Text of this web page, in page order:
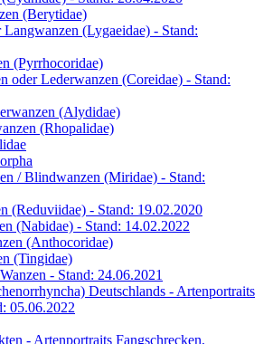
(Berytidae)
(Lygaeidae) - Stand:
(Pyrrhocoridae)
oder Lederwanzen (Coreidae) - Stand:
(Alydidae)
(Rhopalidae)
/ Blindwanzen (Miridae) - Stand:
(Reduviidae) - Stand: 19.02.2020
(Nabidae) - Stand: 14.02.2022
(Anthocoridae)
(Tingidae)
- Stand: 24.06.2021
Deutschlands - Artenportraits
05.06.2022
- Artenportraits Fangschrecken,